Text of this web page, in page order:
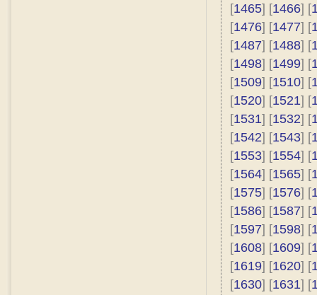
[1465] [1466] [
[1476] [1477] [
[1487] [1488] [
[1498] [1499] [
[1509] [1510] [
[1520] [1521] [
[1531] [1532] [
[1542] [1543] [
[1553] [1554] [
[1564] [1565] [
[1575] [1576] [
[1586] [1587] [
[1597] [1598] [
[1608] [1609] [
[1619] [1620] [
[1630] [1631] [